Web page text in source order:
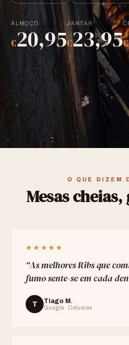
ALMOÇO
€20,95
JANTAR
€23,95€
O QUE DIZEM
Mesas
★★★★★
“As melhores Ribs que
fumo sente-se em cada
T Tiago M.
Google · Odivelas